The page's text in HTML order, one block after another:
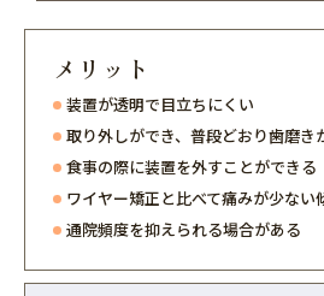
メリット
装置が透明で目立ちにくい
取り外しができ、普段どおり歯磨き
食事の際に装置を外すことができる
ワイヤー矯正と比べて痛みが少ない
通院頻度を抑えられる場合がある